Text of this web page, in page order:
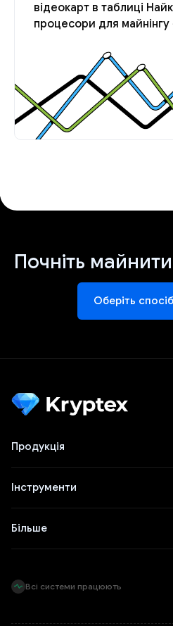
відеокарт в таблиці
процесори для
Почніть
Оберіть
Продукція
Інструменти
Більше
Всі системи працюють